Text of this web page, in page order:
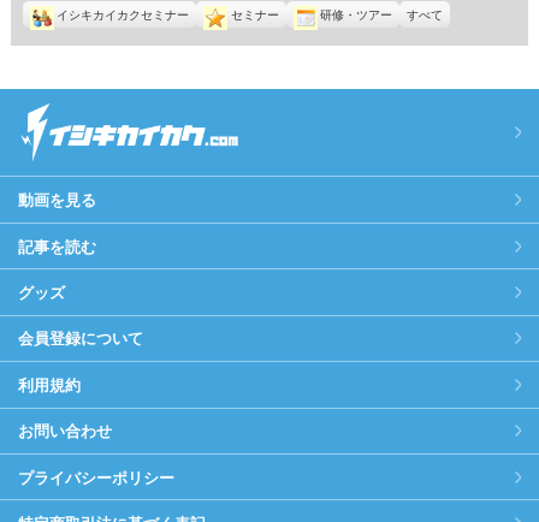
イシキカイカクセミナー セミナー 研修・ツアー すべて
動画を見る
記事を読む
グッズ
会員登録について
利用規約
お問い合わせ
プライバシーポリシー